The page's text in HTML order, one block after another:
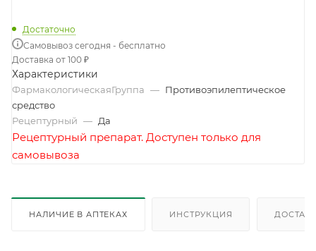
Достаточно
Самовывоз сегодня - бесплатно
Доставка от 100 ₽
Характеристики
ФармакологическаяГруппа — Противоэпилептическое
средство
Рецептурный — Да
Рецептурный препарат. Доступен только для
самовывоза
НАЛИЧИЕ В АПТЕКАХ ИНСТРУКЦИЯ